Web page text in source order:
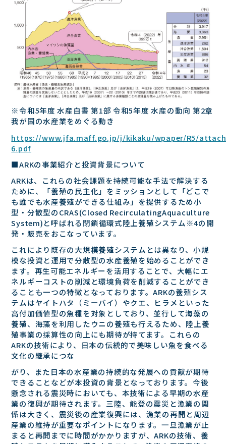
※令和5年度 ⽔産⽩書 第1部 令和5年度 ⽔産の動向 第2章
我が国の⽔産業をめぐる動き
https://www.jfa.maff.go.jp/j/kikaku/wpaper/R5/
6.pdf
■ARKの事業紹介と投資背景について
ARKは、これらの社会課題を持続可能な⼿法で解決する
ために、「養殖の⺠主化」をミッションとして「どこで
も誰でも⽔産養殖ができる仕組み」を提供するため⼩
型・分散型のCRAS(Closed RecirculatingAquaculture
System)と呼ばれる閉鎖循環式陸上養殖システム※4の開
発・販売をおこなっています。
これにより既存の⼤規模養殖システムとは異なり、⼩規
模な投資と運⽤で分散型の⽔産養殖を始めることができ
ます。再⽣可能エネルギーを活⽤することで、⼤幅にエ
ネルギーコストの削減と環境負荷を削減することができ
ることも⼀つの特徴となっております。ARKの養殖シス
テムはヤイトハタ（ミーバイ）やクエ、ヒラメといった
⾼付加価値型の⿂種を対象としており、並⾏して海藻の
養殖、海藻を利⽤したウニの養殖も⾏えるため、陸上養
殖事業の採算性の向上にも期待が持てます。これらの
ARKの技術により、⽇本の伝統的で美味しい⿂を⾷べる
⽂化の継承につな
がり、また⽇本の⽔産業の持続的な発展への貢献が期待
できることなどが本投資の背景となっております。今後
懸念される震災時においても、本技術による早期の⽔産
業の復興が期待されます。三陸、能登の震災と漁業の関
係は⼤きく、震災後の産業復興には、漁業の再開と周辺
産業の維持が重要なポイントになります。⼀旦漁業が⽌
まると再開までに時間がかかりますが、ARKの技術、養